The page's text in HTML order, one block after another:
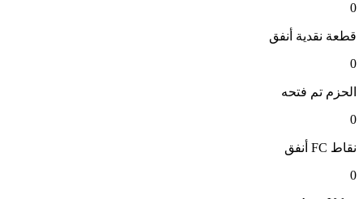
0
قطعة نقدية أنفق
0
الحزم تم فتحه
0
نقاط FC
أنفق
0